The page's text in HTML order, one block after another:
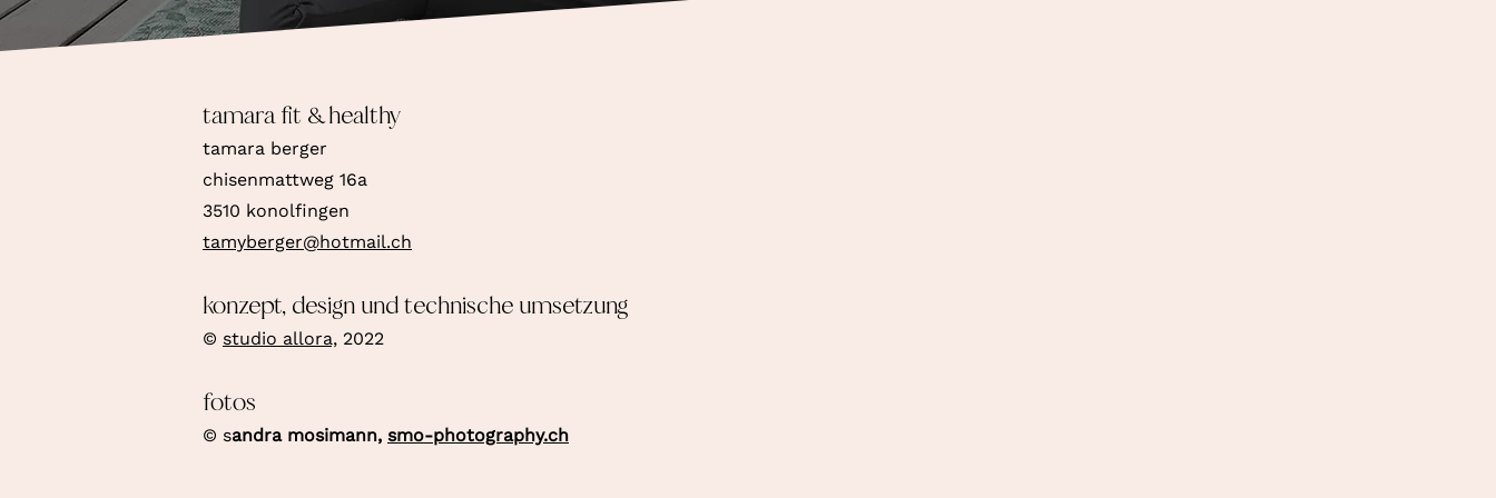
tamara fit & healthy
tamara berger
chisenmattweg 16a
3510 konolfingen
tamyberger@hotmail.ch
konzept, design und technische umsetzung
© studio allora, 2022
fotos
© sandra mosimann, smo-photography.ch